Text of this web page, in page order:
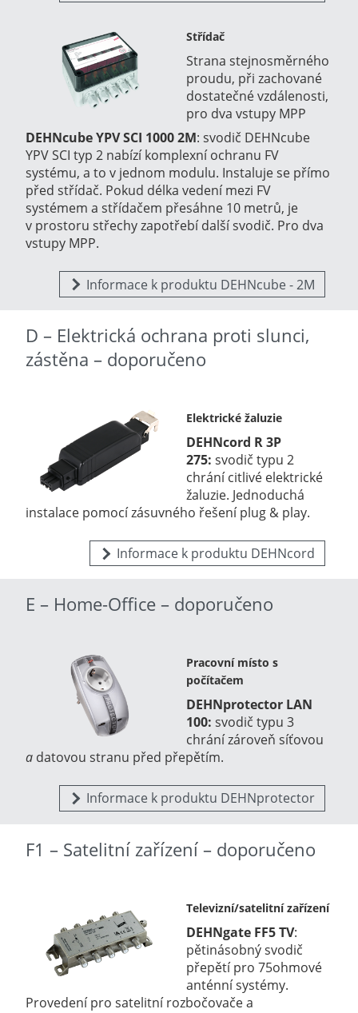
Střídač
Strana stejnosměrného
proudu, při zachované
dostatečné vzdálenosti,
pro dva vstupy MPP
DEHNcube YPV SCI 1000 2M: svodič DEHNcube
YPV SCI typ 2 nabízí komplexní ochranu FV
systému, a to v jednom modulu. Instaluje se přímo
před střídač. Pokud délka vedení mezi FV
systémem a střídačem přesáhne 10 metrů, je
v prostoru střechy zapotřebí další svodič. Pro dva
vstupy MPP.
Informace k produktu DEHNcube - 2M
D – Elektrická ochrana proti slunci,
zástěna – doporučeno
Elektrické žaluzie
DEHNcord R 3P
275: svodič typu 2
chrání citlivé elektrické
žaluzie. Jednoduchá
instalace pomocí zásuvného řešení plug & play.
Informace k produktu DEHNcord
E – Home-Office – doporučeno
Pracovní místo s
počítačem
DEHNprotector LAN
100: svodič typu 3
chrání zároveň síťovou
a datovou stranu před přepětím.
Informace k produktu DEHNprotector
F1 – Satelitní zařízení – doporučeno
Televizní/satelitní zařízení
DEHNgate FF5 TV:
pětinásobný svodič
přepětí pro 75ohmové
anténní systémy.
Provedení pro satelitní rozbočovače a